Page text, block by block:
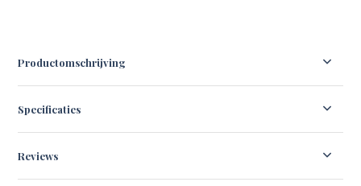
Productomschrijving
Specificaties
Reviews